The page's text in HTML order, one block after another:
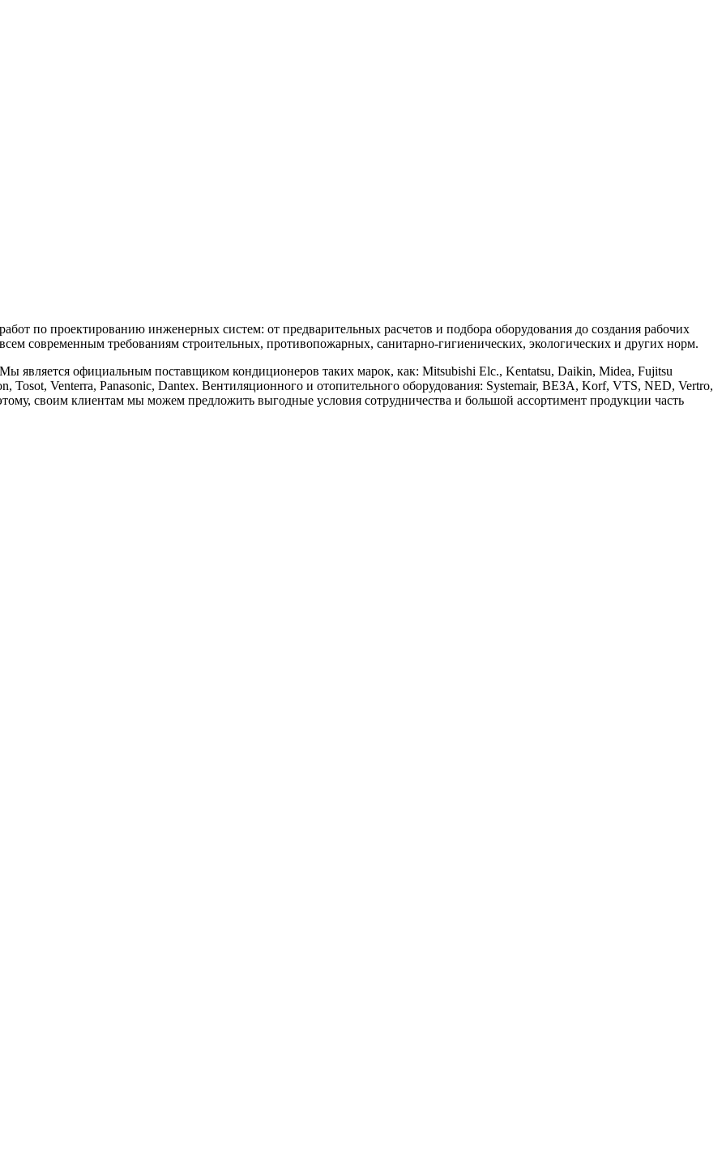
по проектированию инженерных систем: от предварительных расчетов и подбора оборудования до создания рабочих
современным требованиям строительных, противопожарных, санитарно-гигиенических, экологических и других норм.
официальным поставщиком кондиционеров таких марок, как: Mitsubishi Elc., Kentatsu, Daikin, Midea, Fujitsu
Tosot, Venterra, Panasonic, Dantex. Вентиляционного и отопительного оборудования: Systemair, ВЕЗА, Korf, VTS, NED, Vertro,
своим клиентам мы можем предложить выгодные условия сотрудничества и большой ассортимент продукции часть